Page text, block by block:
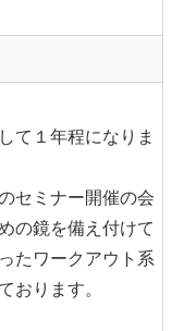
て１年程になりま
セミナー開催の会
の鏡を備え付けて
たワークアウト系
おります。